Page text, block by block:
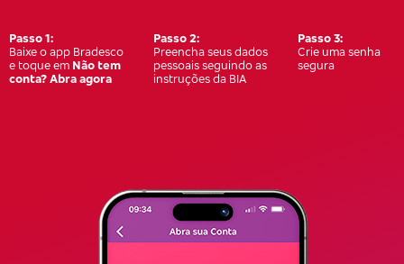
Passo1:
Baixe o app Bradesco
e toque em Não tem
conta? Abra agora
Passo2:
Preencha seus dados
pessoais seguindo as
instruções da BIA
Passo3:
Crie uma senha
segura